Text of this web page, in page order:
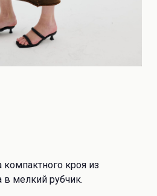
кроя из
в мелкий рубчик.